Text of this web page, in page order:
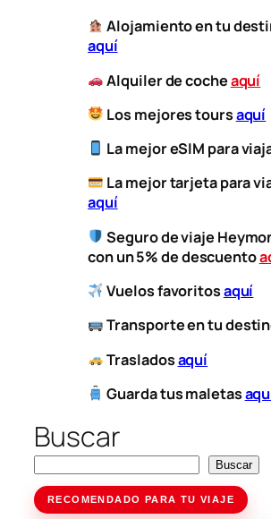
Alojamiento en tu
aquí
Alquiler de cocheaquí
Los mejores toursaquí
La mejor eSIM para
La mejor tarjeta para
aquí
Seguro de viaje
con un 5% de descuento
Vuelos favoritosaquí
​Transporteen tu
​Trasladosaquí
Guarda tus maletas
Buscar
Buscar
RECOMENDADO PARA TU VIAJE